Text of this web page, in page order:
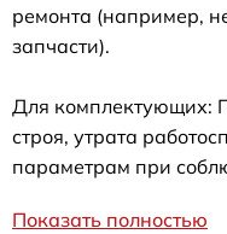
ремонта (например,
запчасти).
Для комплектующих:
строя, утрата
параметрам при
Показать полностью